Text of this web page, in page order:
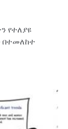
የተለያዩ
በተመለከተ